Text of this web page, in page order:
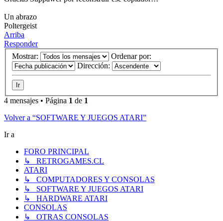
Un abrazo
Poltergeist
Arriba
Responder
Mostrar:
Ordenar por:
Dirección:
4 mensajes • Página 1 de 1
Volver a “SOFTWARE Y JUEGOS ATARI”
Ir a
FORO PRINCIPAL
↳ RETROGAMES.CL
ATARI
↳ COMPUTADORES Y CONSOLAS
↳ SOFTWARE Y JUEGOS ATARI
↳ HARDWARE ATARI
CONSOLAS
↳ OTRAS CONSOLAS